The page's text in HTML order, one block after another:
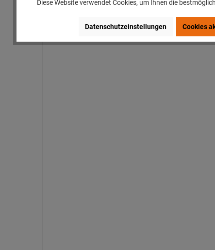
Diese Website verwendet Cookies, um Ihnen die
Datenschutzeinstellungen Cookies